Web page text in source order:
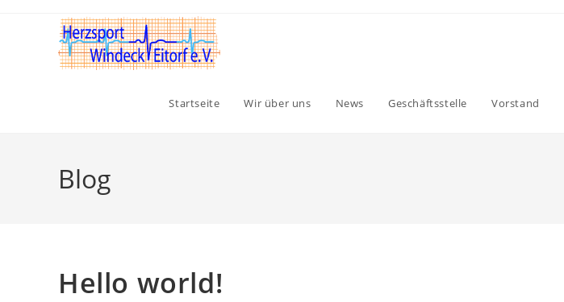
Startseite Wir über uns News Geschäftsstelle Vorstand
Blog
Hello world!